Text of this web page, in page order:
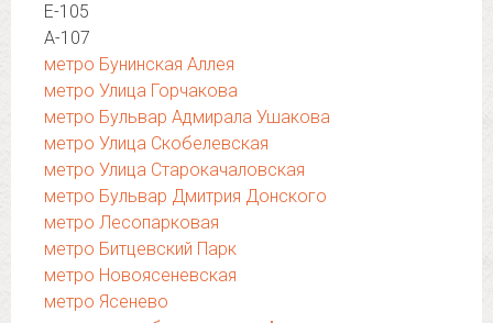
Е-105
А-107
метро Бунинская Аллея
метро Улица Горчакова
метро Бульвар Адмирала Ушакова
метро Улица Скобелевская
метро Улица Старокачаловская
метро Бульвар Дмитрия Донского
метро Лесопарковая
метро Битцевский Парк
метро Новоясеневская
метро Ясенево